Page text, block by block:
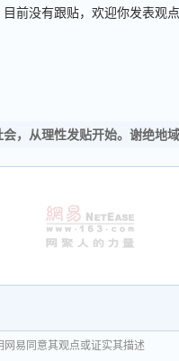
目前没有跟贴，欢迎你发表观点
会，从理性发贴开始。谢绝地
网易同意其观点或证实其描述